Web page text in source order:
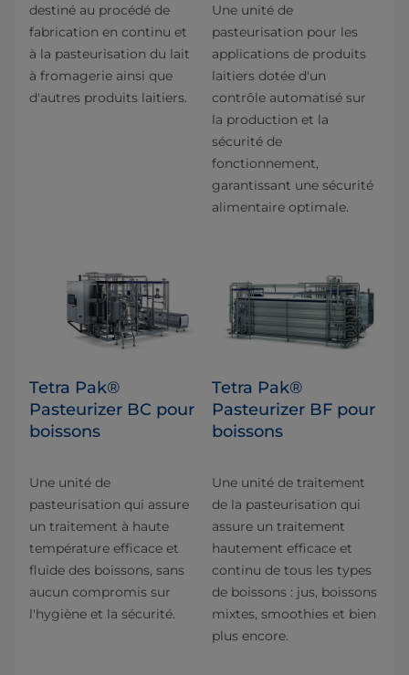
destiné au procédé de
fabrication en continu et
à la pasteurisation du lait
à fromagerie ainsi que
d'autres produits laitiers.
Une unité de
pasteurisation pour les
applications de produits
laitiers dotée d'un
contrôle automatisé sur
la production et la
sécurité de
fonctionnement,
garantissant une sécurité
alimentaire optimale.
Tetra Pak®
Pasteurizer BC pour
boissons
Une unité de
pasteurisation qui assure
un traitement à haute
température efficace et
fluide des boissons, sans
aucun compromis sur
l'hygiène et la sécurité.
Tetra Pak®
Pasteurizer BF pour
boissons
Une unité de traitement
de la pasteurisation qui
assure un traitement
hautement efficace et
continu de tous les types
de boissons : jus, boissons
mixtes, smoothies et bien
plus encore.